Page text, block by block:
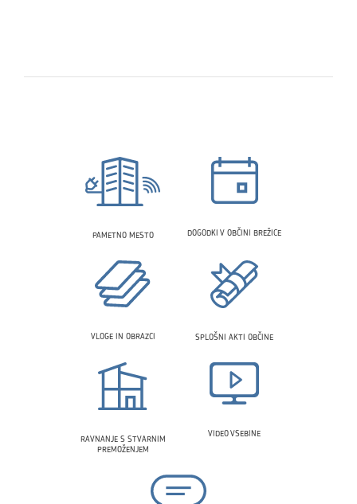
PAMETNO MESTO DOGODKI V OBČINI BREŽICE
VLOGE IN OBRAZCI SPLOŠNI AKTI OBČINE
RAVNANJE S STVARNIM
PREMOŽENJEM
VIDEO VSEBINE